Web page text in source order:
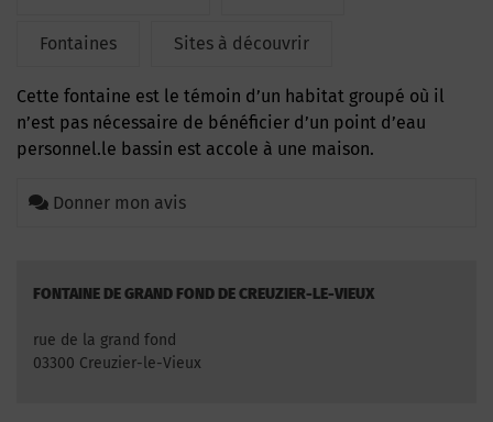
Fontaines Sites à découvrir
Cette fontaine est le témoin d’un habitat groupé où il
n’est pas nécessaire de bénéficier d’un point d’eau
personnel.le bassin est accole à une maison.
Donner mon avis
FONTAINE DE GRAND FOND DE CREUZIER-LE-VIEUX
rue de la grand fond
03300 Creuzier-le-Vieux